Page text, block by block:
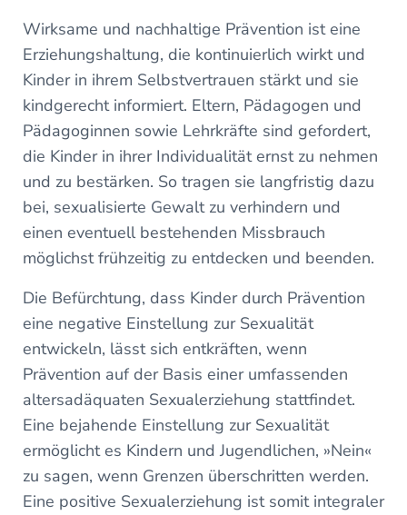
Wirksame und nachhaltige Prävention ist eine
Erziehungshaltung, die kontinuierlich wirkt und
Kinder in ihrem Selbstvertrauen stärkt und sie
kindgerecht informiert. Eltern, Pädagogen und
Pädagoginnen sowie Lehrkräfte sind gefordert,
die Kinder in ihrer Individualität ernst zu nehmen
und zu bestärken. So tragen sie langfristig dazu
bei, sexualisierte Gewalt zu verhindern und
einen eventuell bestehenden Missbrauch
möglichst frühzeitig zu entdecken und beenden.
Die Befürchtung, dass Kinder durch Prävention
eine negative Einstellung zur Sexualität
entwickeln, lässt sich entkräften, wenn
Prävention auf der Basis einer umfassenden
altersadäquaten Sexualerziehung stattfindet.
Eine bejahende Einstellung zur Sexualität
ermöglicht es Kindern und Jugendlichen, »Nein«
zu sagen, wenn Grenzen überschritten werden.
Eine positive Sexualerziehung ist somit integraler